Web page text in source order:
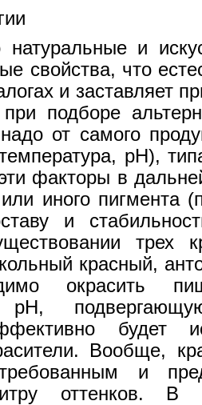
и
свойства, что
и заставляет
подборе
от самого
рН),
факторы в
иного пигмента
и
трех
красный,
окрасить
рН,
будет
Вообще,
и
оттенков. В